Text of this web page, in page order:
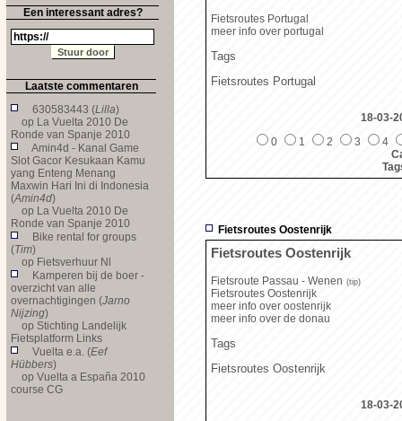
Een interessant adres?
Laatste commentaren
630583443 (Lilla)
op La Vuelta 2010 De
Ronde van Spanje 2010
Amin4d - Kanal Game
Slot Gacor Kesukaan Kamu
yang Enteng Menang
Maxwin Hari Ini di Indonesia
(Amin4d)
op La Vuelta 2010 De
Ronde van Spanje 2010
Bike rental for groups
(Tim)
op Fietsverhuur Nl
Kamperen bij de boer -
overzicht van alle
overnachtigingen (Jarno
Nijzing)
op Stichting Landelijk
Fietsplatform Links
Vuelta e.a. (Eef
Hübbers)
op Vuelta a España 2010
course CG
Fietsroutes Portugal
meer info over portugal
Tags
Fietsroutes Portugal
18-03-
0
1 2 3
4
Fietsroutes Oostenrijk
Fietsroutes Oostenrijk
Fietsroute Passau - Wenen (tip)
Fietsroutes Oostenrijk
meer info over oostenrijk
meer info over de donau
Tags
Fietsroutes Oostenrijk
18-03-